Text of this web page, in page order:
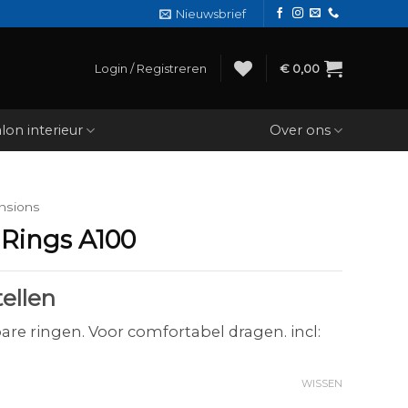
Nieuwsbrief
Login / Registreren € 0,00
interieur Over ons
A100
ringen. Voor comfortabel dragen. incl:
WISSEN